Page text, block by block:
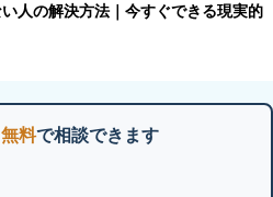
無料で相談できます